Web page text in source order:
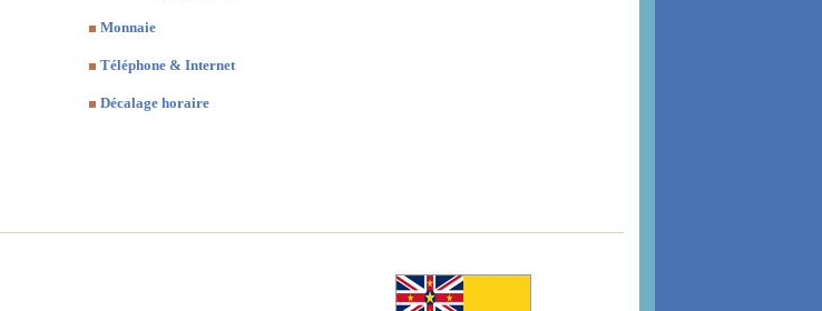
Monnaie
Téléphone & Internet
Décalage horaire